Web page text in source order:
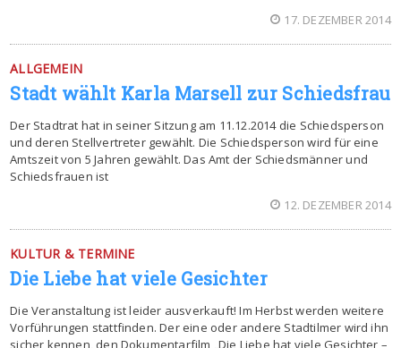
17. DEZEMBER 2014
ALLGEMEIN
Stadt wählt Karla Marsell zur Schiedsfrau
Der Stadtrat hat in seiner Sitzung am 11.12.2014 die Schiedsperson
und deren Stellvertreter gewählt. Die Schiedsperson wird für eine
Amtszeit von 5 Jahren gewählt. Das Amt der Schiedsmänner und
Schiedsfrauen ist
12. DEZEMBER 2014
KULTUR & TERMINE
Die Liebe hat viele Gesichter
Die Veranstaltung ist leider ausverkauft! Im Herbst werden weitere
Vorführungen stattfinden. Der eine oder andere Stadtilmer wird ihn
sicher kennen, den Dokumentarfilm „Die Liebe hat viele Gesichter –